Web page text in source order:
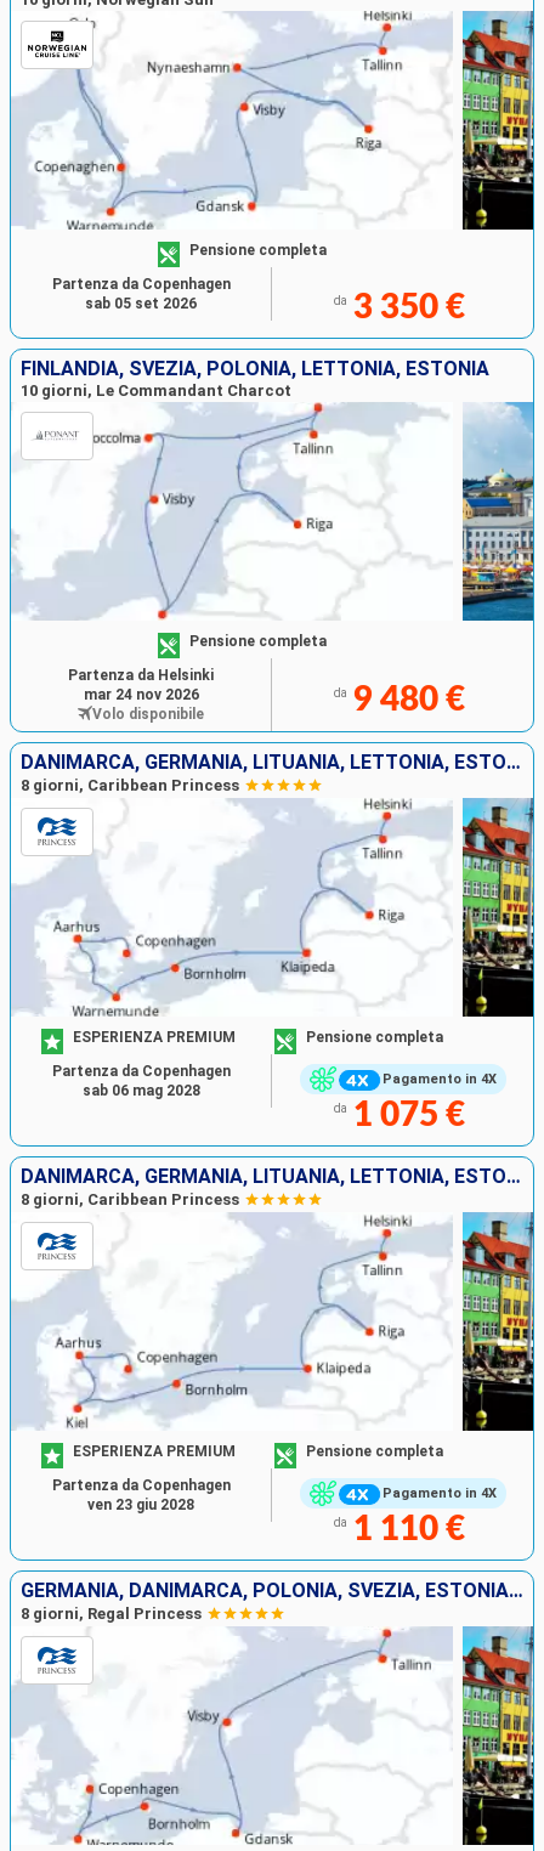
Pensione completa
da 3 350 €
Partenza da Copenhagen
sab 05 set 2026
FINLANDIA, SVEZIA, POLONIA, LETTONIA, ESTONIA
10 giorni, Le Commandant Charcot
Pensione completa
da 9 480 €
Partenza da Helsinki
mar 24 nov 2026
Volo disponibile
DANIMARCA, GERMANIA, LITUANIA, LETTONIA, ESTONIA, FINLANDIA
8 giorni, Caribbean Princess
Pagamento in 4X
ESPERIENZA PREMIUM Pensione completa
da 1 075 €
Partenza da Copenhagen
sab 06 mag 2028
DANIMARCA, GERMANIA, LITUANIA, LETTONIA, ESTONIA, FINLANDIA
8 giorni, Caribbean Princess
Pagamento in 4X
ESPERIENZA PREMIUM Pensione completa
da 1 110 €
Partenza da Copenhagen
ven 23 giu 2028
GERMANIA, DANIMARCA, POLONIA, SVEZIA, ESTONIA, FINLANDIA
8 giorni, Regal Princess